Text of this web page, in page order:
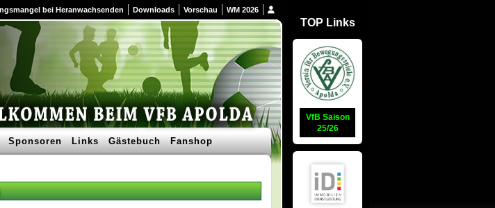
bei Heranwachsenden Downloads Vorschau WM 2026
Sponsoren Links Gästebuch Fanshop
TOP Links
VfB Saison
25/26